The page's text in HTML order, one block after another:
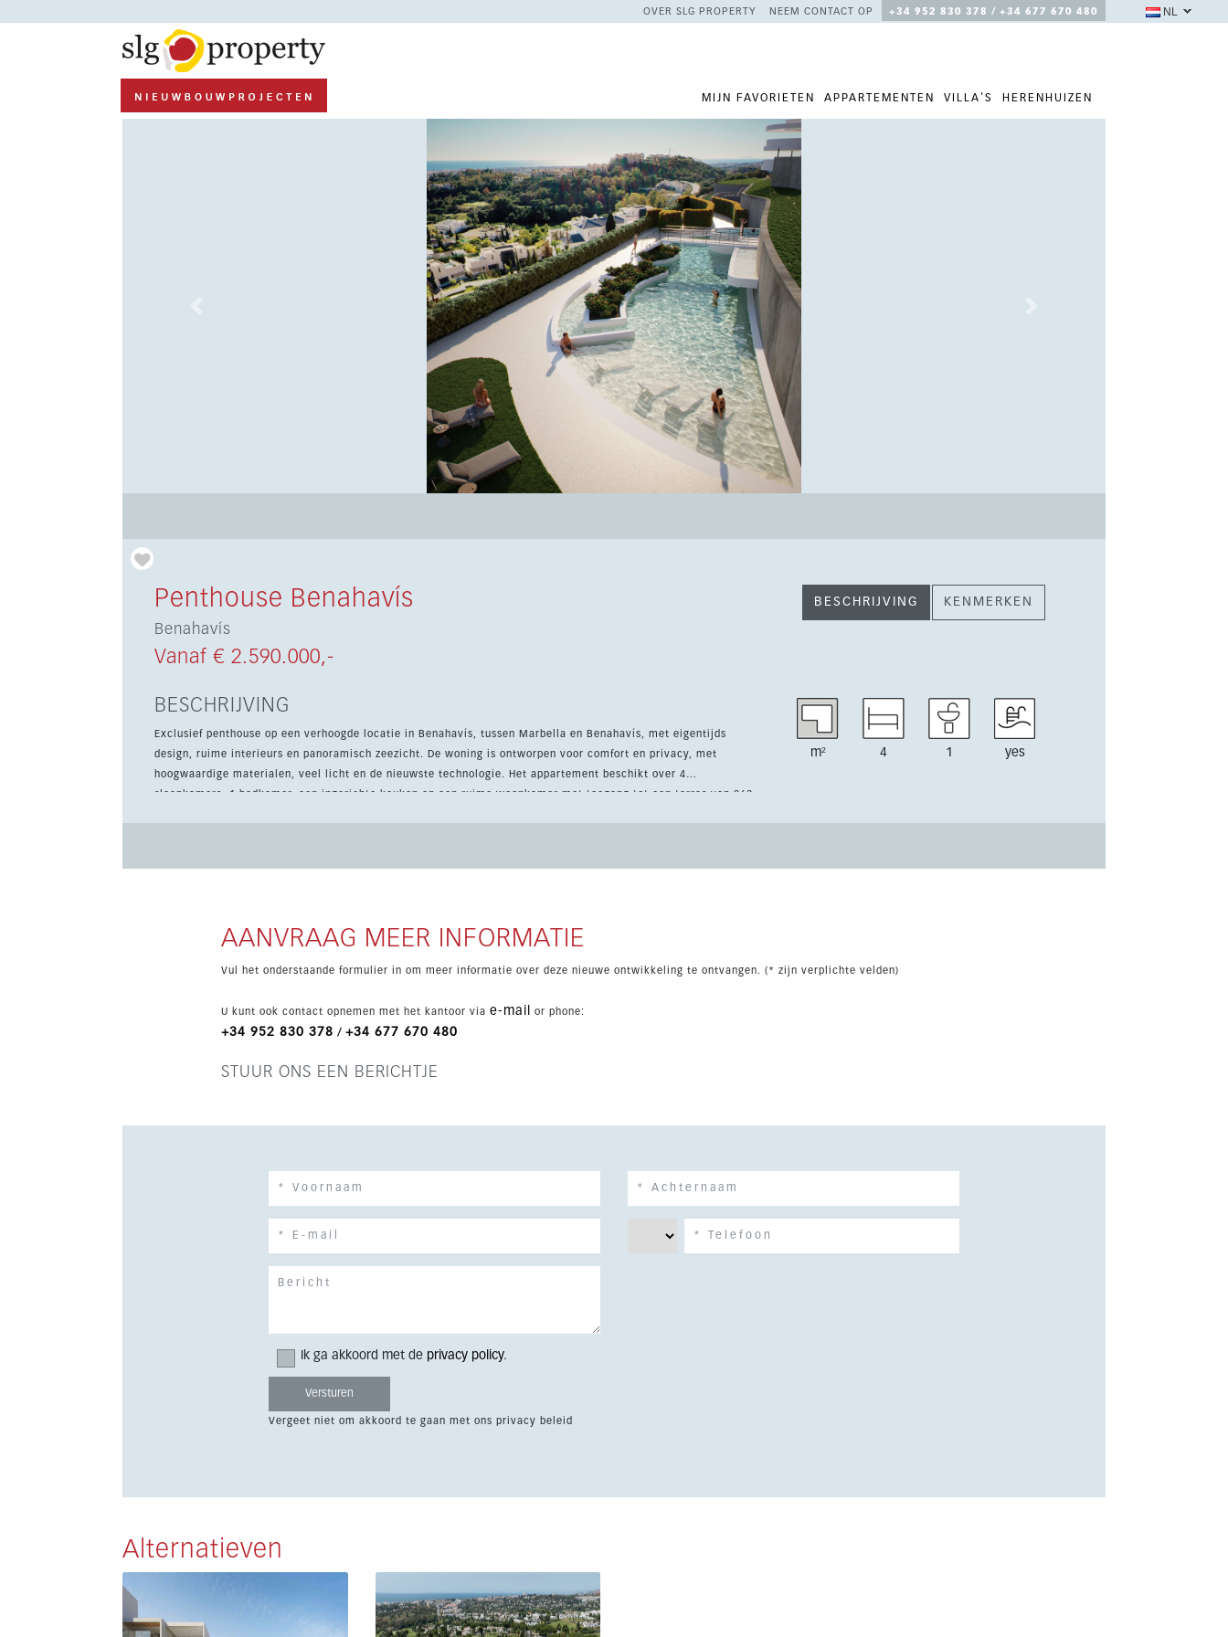
OVER SLG PROPERTY NEEM CONTACT OP +34 952 830 378 / +34 677 670 480
MIJN FAVORIETEN APPARTEMENTEN VILLA'S HERENHUIZEN
NL
Penthouse Benahavís
Benahavís
Vanaf € 2.590.000,-
BESCHRIJVING KENMERKEN
BESCHRIJVING
Exclusief penthouse op een verhoogde locatie in Benahavís, tussen Marbella en Benahavís, met eigentijds
design, ruime interieurs en panoramisch zeezicht. De woning is ontworpen voor comfort en privacy, met
hoogwaardige materialen, veel licht en de nieuwste technologie. Het appartement beschikt over 4
slaapkamers, 1 badkamer, een ingerichte keuken en een ruime woonkamer met toegang tot een terras van 263
m² 4 1 yes
AANVRAAG MEER INFORMATIE
Vul het onderstaande formulier in om meer informatie over deze nieuwe ontwikkeling te ontvangen. (* zijn verplichte velden)
U kunt ook contact opnemen met het kantoor via e-mail or phone:
+34 952 830 378 / +34 677 670 480
STUUR ONS EEN BERICHTJE
Ik ga akkoord met de privacy policy.
Vergeet niet om akkoord te gaan met ons privacy beleid
Alternatieven